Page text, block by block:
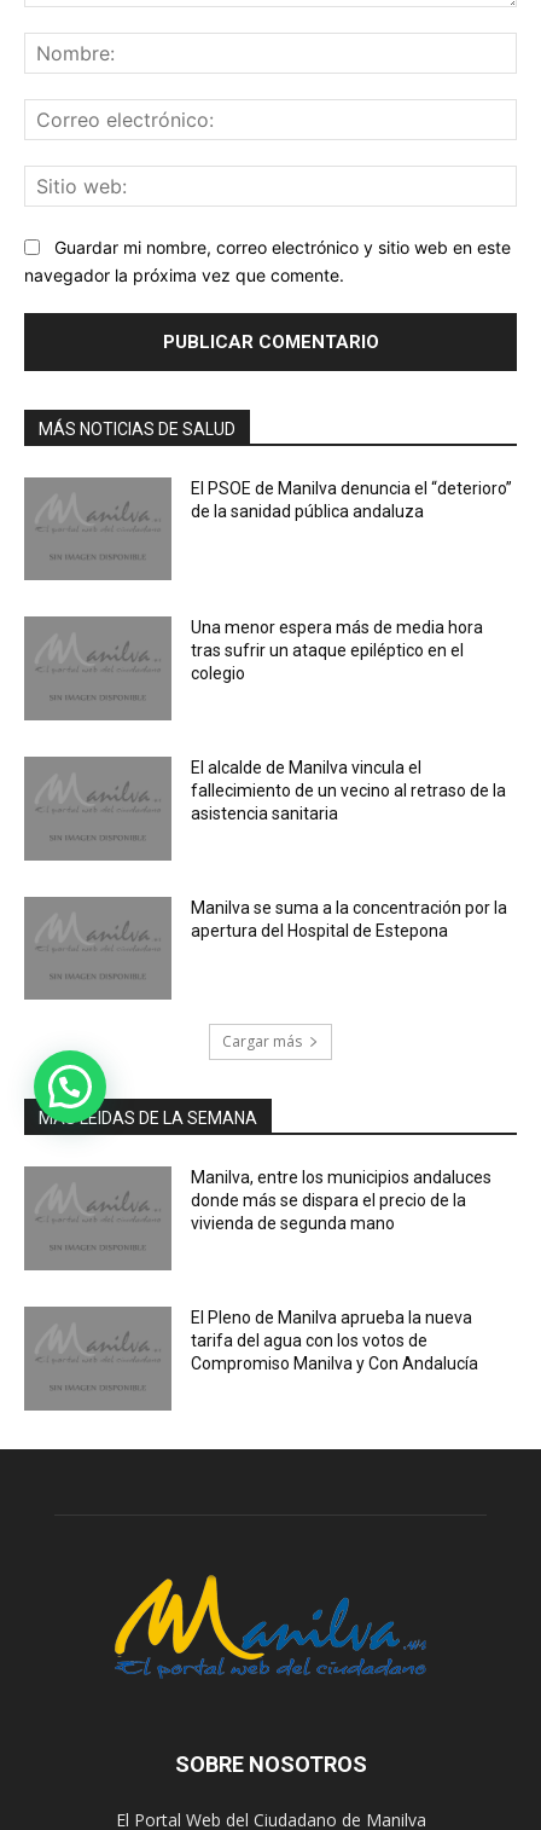
Guardar mi nombre, correo electrónico y sitio web en este
navegador la próxima vez que comente.
MÁS NOTICIAS DE SALUD
El PSOE de Manilva denuncia el “deterioro”
de la sanidad pública andaluza
Una menor espera más de media hora
tras sufrir un ataque epiléptico en el
colegio
El alcalde de Manilva vincula el
fallecimiento de un vecino al retraso de la
asistencia sanitaria
Manilva se suma a la concentración por la
apertura del Hospital de Estepona
Cargar más
MÁS LEIDAS DE LA SEMANA
Manilva, entre los municipios andaluces
donde más se dispara el precio de la
vivienda de segunda mano
El Pleno de Manilva aprueba la nueva
tarifa del agua con los votos de
Compromiso Manilva y Con Andalucía
SOBRE NOSOTROS
El Portal Web del Ciudadano de Manilva